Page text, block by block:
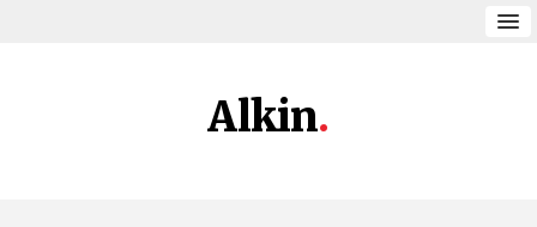
Alkin